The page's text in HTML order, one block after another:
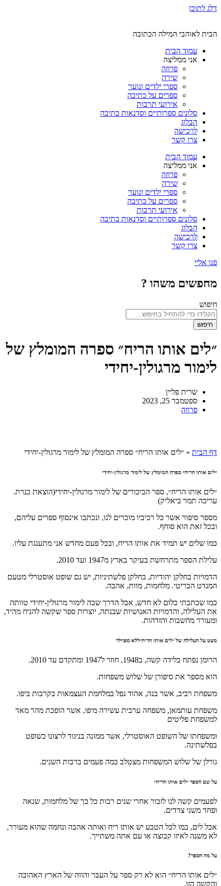
דלג לתוכן
הבית לאוהבי המילה הכתובה
עמוד הבית
אני ממליצה
פרוזה
שירה
ספרי ילדים ונוער
ספרים על כתיבה
אירועי תרבות
סלונים ספרותיים וסדנאות כתיבה
הבלוג
לרכישה
צרו קשר
עמוד הבית
אני ממליצה
פרוזה
שירה
ספרי ילדים ונוער
ספרים על כתיבה
אירועי תרבות
סלונים ספרותיים וסדנאות כתיבה
הבלוג
לרכישה
צרו קשר
פנו אליי
מחפשים משהו ?
חיפוש
חיפוש
״לים אותו הריח״ ספרה המומלץ של
לימור מרגולין-יחידי
שרית פליין
ספטמבר 25, 2023
פרוזה
דף הבית » ״לים אותו הריח״ ספרה המומלץ של לימור מרגולין-יחידי
״לים אותו הריח״ ספרה המומלץ של לימור מרגולין-יחידי
״לים אותו הריח״, ספר הביכורים של לימור מרגולין-יחידי(הוצאת כנרת.
עריכה תמר ביאליק)
מספר סיפור אשר כל רכיביו מוכרים לנו, ונכתבו אינסוף ספרים עליהם,
ובכל זאת הוא סוחף.
כמו שלים יש תמיד את אותו הריח, ובכל פעם מחדש אני מתענגת עליו.
עלילת הספר מתרחשת בעיקר בארץ מ1947 ועד 2010.
הדמויות בחלקן יהודיות, בחלקן פלשתיניות, יש גם שופט אוסטרלי מטעם
המנדט הבריטי. מלחמות, מוות, אהבה.
כמו שכתבתי כלום לא חדש, אבל הדרך שבה לימור מרגולין-יחידי טוותה
את העלילה, והדמויות האנושיות שבנתה, יוצרות ספר שקשה להניח מהיד,
ומעורר מחשבות והזדהות.
מעט על העלילה של ״לים אותו הריח״ללא ספוילר
הרומן נפתח בלידה קשה, ב1948, חוזר ל1947 ומתקדם עד 2010.
הוא מספר את סיפורן של שלוש משפחות.
משפחת רביב, אשר בנה, אהוד נפל במלחמת העצמאות בקרבות ביפו.
משפחת עותמאן, משפחה ערבית עשירה מיפו, אשר הופכת מהר מאד
למשפחת פליטים
ומשפחתו של השופט האוסטרלי, אשר ממונה בניגוד לרצונו כשופט
בפלשתינה.
גורלן של שלוש המשפחות מצטלב כמה פעמים ברבות השנים.
על שם הספר ״לים אותו הריח״
לפעמים קשה לנו לזכור אחרי שנים רבות כל כך של מלחמות, שנאה
ופחד משני צדדים.
אבל לים, כמו לכל הטבע יש אותו ריח ואותה אהבה ונחמה שהוא מעורר,
לא משנה לאיזו קבוצה או עם אתה משתייך.
על מה הספר?
״לים אותו הריח״ הוא לא רק ספר על העבר והווה של הארץ האהובה
והקשה הזו.